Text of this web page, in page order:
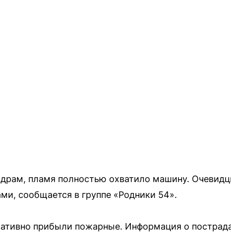
пламя полностью охватило машину.
сообщается в группе «Родники 54».
прибыли пожарные. Информация о